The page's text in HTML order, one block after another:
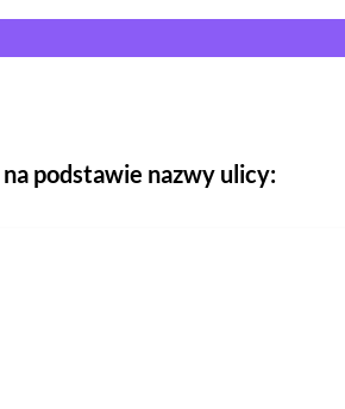
na podstawie nazwy ulicy: